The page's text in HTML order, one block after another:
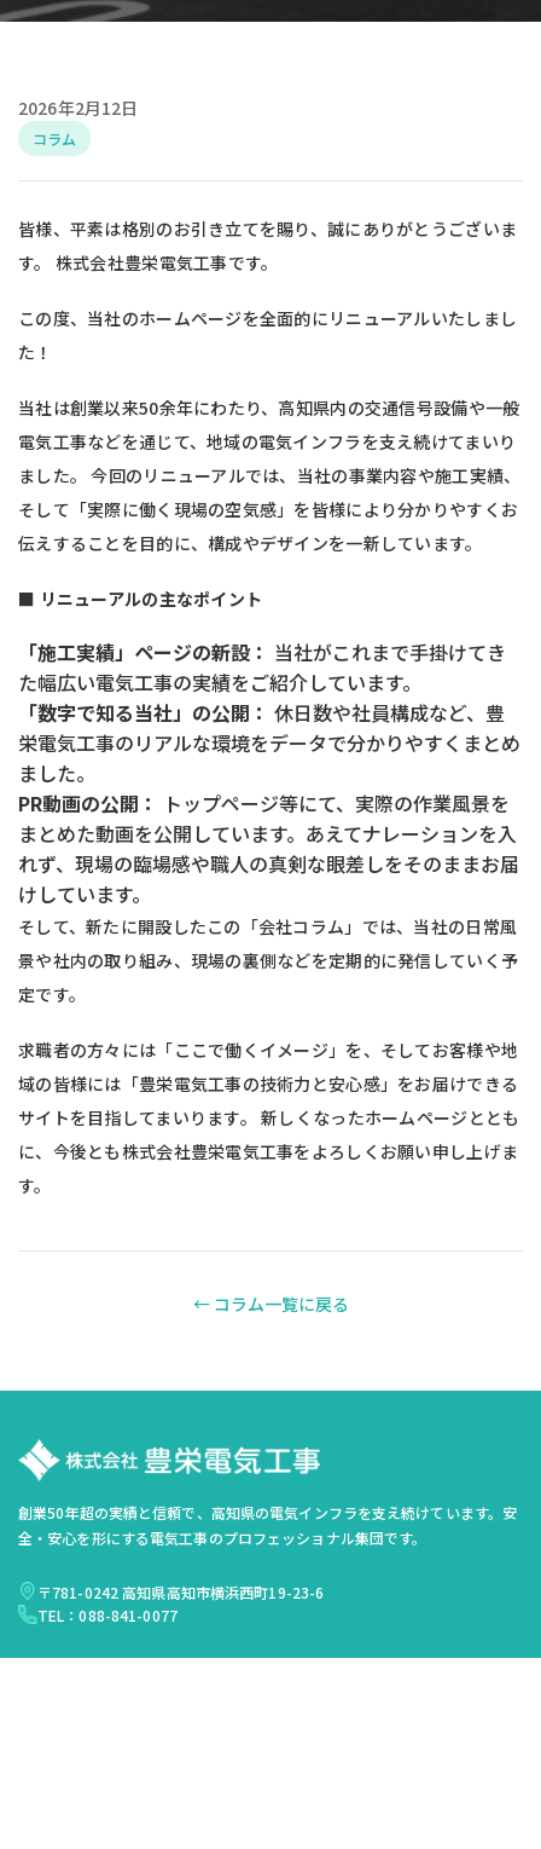
2026年2月12日
コラム
皆様、平素は格別のお引き立てを賜り、誠にありがとうございま
す。 株式会社豊栄電気工事です。
この度、当社のホームページを全面的にリニューアルいたしまし
た！
当社は創業以来50余年にわたり、高知県内の交通信号設備や一般
電気工事などを通じて、地域の電気インフラを支え続けてまいり
ました。 今回のリニューアルでは、当社の事業内容や施工実績、
そして「実際に働く現場の空気感」を皆様により分かりやすくお
伝えすることを目的に、構成やデザインを一新しています。
■ リニューアルの主なポイント
「施工実績」ページの新設： 当社がこれまで手掛けてき
た幅広い電気工事の実績をご紹介しています。
「数字で知る当社」の公開： 休日数や社員構成など、豊
栄電気工事のリアルな環境をデータで分かりやすくまとめ
ました。
PR動画の公開：
トップページ等にて、実際の作業風景を
まとめた動画を公開しています。あえてナレーションを入
れず、現場の臨場感や職人の真剣な眼差しをそのままお届
けしています。
そして、新たに開設したこの「会社コラム」では、当社の日常風
景や社内の取り組み、現場の裏側などを定期的に発信していく予
定です。
求職者の方々には「ここで働くイメージ」を、そしてお客様や地
域の皆様には「豊栄電気工事の技術力と安心感」をお届けできる
サイトを目指してまいります。 新しくなったホームページととも
に、今後とも株式会社豊栄電気工事をよろしくお願い申し上げま
す。
← コラム一覧に戻る
創業50年超の実績と信頼で、高知県の電気インフラを支え続けています。安
全・安心を形にする電気工事のプロフェッショナル集団です。
〒781-0242 高知県高知市横浜西町19-23-6
TEL：088-841-0077